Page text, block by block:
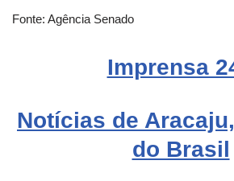
Fonte: Agência Senado
Imprensa
Notícias de
do Brasil